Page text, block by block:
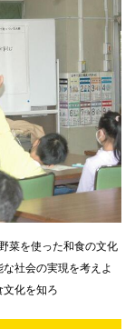
を使った和食の文化
社会の実現を考えよ
文化を知ろ